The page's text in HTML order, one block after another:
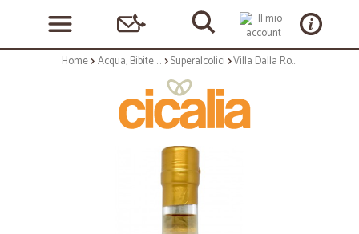
Home Acqua, Bibite e Alcolici Superalcolici Villa Dalla Rovere grappa oro cl.50